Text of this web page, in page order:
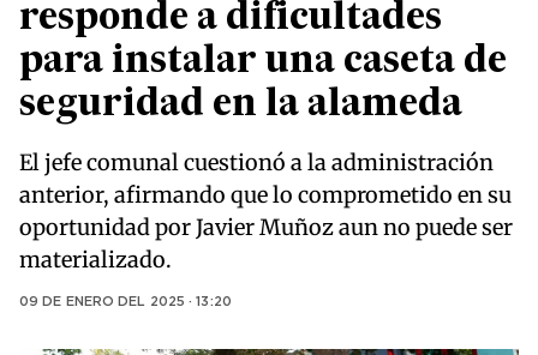
responde a dificultades
para instalar una caseta de
seguridad en la alameda
El jefe comunal cuestionó a la administración
anterior, afirmando que lo comprometido en su
oportunidad por Javier Muñoz aun no puede ser
materializado.
09 DE ENERO DEL 2025 · 13:20